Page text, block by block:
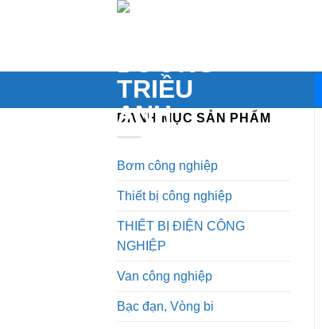
DANH MỤC SẢN PHẨM
Bơm công nghiệp
Thiết bị công nghiệp
THIẾT BỊ ĐIỆN CÔNG
NGHIỆP
Van công nghiệp
Bạc đạn, Vòng bi